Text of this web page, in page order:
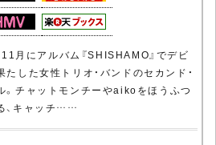
月にアルバム『SHISHAMO』でデビ
たした女性トリオ・バンドのセカンド・
。チャットモンチーやaikoをほうふつ
、キャッチ……